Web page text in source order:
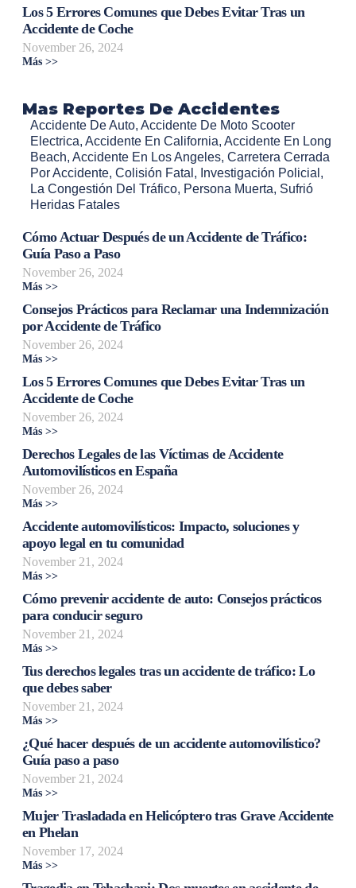
Los 5 Errores Comunes que Debes Evitar Tras un
Accidente de Coche
November 26, 2024
Más >>
Mas Reportes De Accidentes
Accidente De Auto, Accidente De Moto Scooter
Electrica, Accidente En California, Accidente En Long
Beach, Accidente En Los Angeles, Carretera Cerrada
Por Accidente, Colisión Fatal , Investigación Policial ,
La Congestión Del Tráfico, Persona Muerta, Sufrió
Heridas Fatales
Cómo Actuar Después de un Accidente de Tráfico:
Guía Paso a Paso
November 26, 2024
Más >>
Consejos Prácticos para Reclamar una Indemnización
por Accidente de Tráfico
November 26, 2024
Más >>
Los 5 Errores Comunes que Debes Evitar Tras un
Accidente de Coche
November 26, 2024
Más >>
Derechos Legales de las Víctimas de Accidente
Automovilísticos en España
November 26, 2024
Más >>
Accidente automovilísticos: Impacto, soluciones y
apoyo legal en tu comunidad
November 21, 2024
Más >>
Cómo prevenir accidente de auto: Consejos prácticos
para conducir seguro
November 21, 2024
Más >>
Tus derechos legales tras un accidente de tráfico: Lo
que debes saber
November 21, 2024
Más >>
¿Qué hacer después de un accidente automovilístico?
Guía paso a paso
November 21, 2024
Más >>
Mujer Trasladada en Helicóptero tras Grave Accidente
en Phelan
November 17, 2024
Más >>